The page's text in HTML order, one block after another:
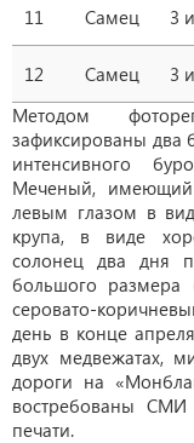
11 Самец 3
12 Самец 3
Методом
зафиксированы два
интенсивного
Меченый,
левым глазом в
крупа, в виде
солонец два дня
большого размера
серовато-
день в конце
двух медвежатах,
дороги на
востребованы
печати.